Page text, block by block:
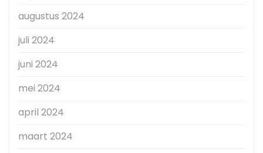
augustus 2024
juli 2024
juni 2024
mei 2024
april 2024
maart 2024